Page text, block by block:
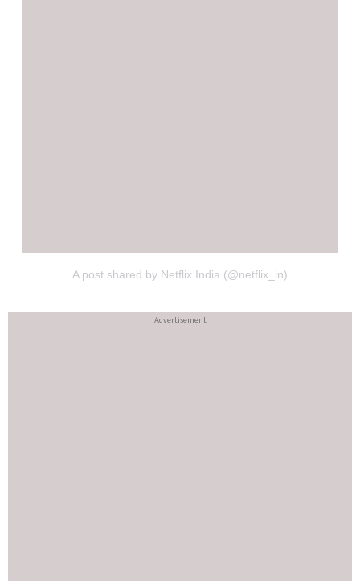
A post shared by Netflix India (@netflix_in)